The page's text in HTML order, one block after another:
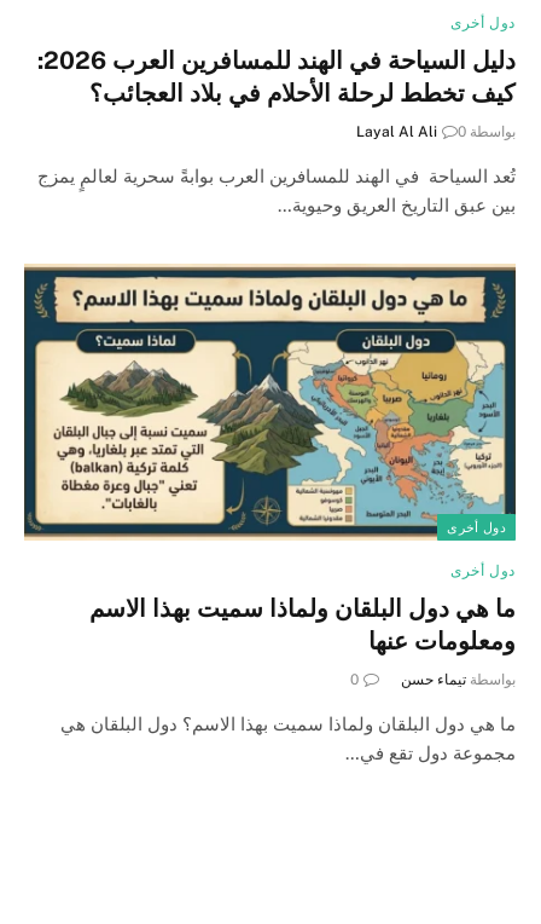
دول أخرى
دليل السياحة في الهند للمسافرين العرب 2026:
كيف تخطط لرحلة الأحلام في بلاد العجائب؟
بواسطة Layal Al Ali 0
تُعد السياحة في الهند للمسافرين العرب بوابةً سحرية لعالمٍ يمزج
بين عبق التاريخ العريق وحيوية…
دول أخرى
دول أخرى
ما هي دول البلقان ولماذا سميت بهذا الاسم
ومعلومات عنها
بواسطة تيماء حسن 0
ما هي دول البلقان ولماذا سميت بهذا الاسم؟ دول البلقان هي
مجموعة دول تقع في…